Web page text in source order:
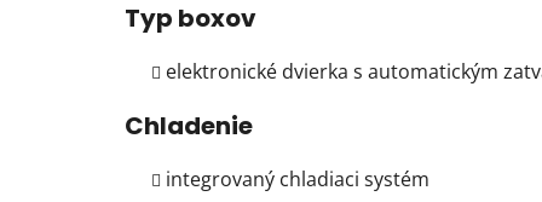
Typ boxov
elektronické dvierka s automatickým
Chladenie
integrovaný chladiaci systém